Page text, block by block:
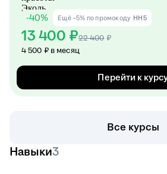
-40% Ещё −5% по промокоду HH5
13 400 ₽22 400 ₽
4 500 ₽ в месяц
Перейти к
Все курсы
Навыки3